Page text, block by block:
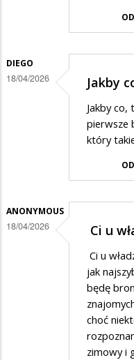
DIEGO
18/04/2026 Jakby
Jakby co,
pierwsze
który
ANONYMOUS
18/04/2026 Ci u
Ci u
jak
będę
choć
zimowy i